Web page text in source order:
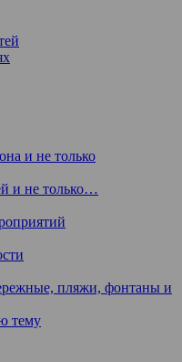
и не только
и не только…
пляжи, фонтаны и
тему